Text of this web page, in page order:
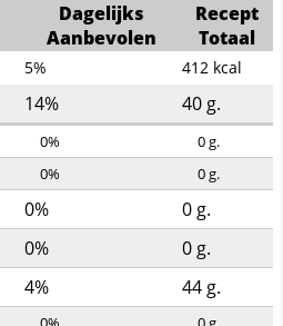
Dagelijks
Aanbevolen
Recept
Totaal
5% 412 kcal
14% 40g.
0% 0g.
0% 0g.
0% 0g.
0% 0g.
4% 44g.